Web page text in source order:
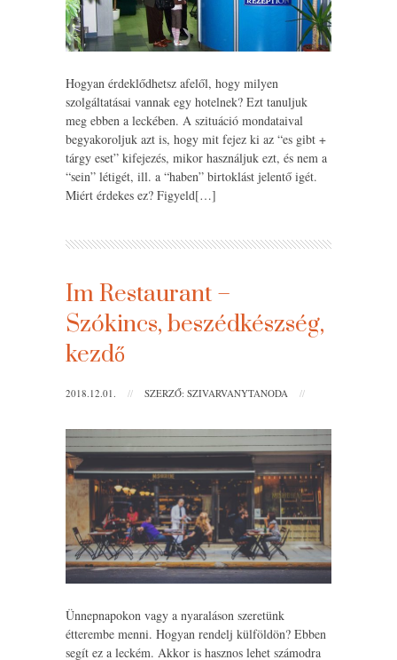
Hogyan érdeklődhetsz afelől, hogy milyen
szolgáltatásai vannak egy hotelnek? Ezt tanuljuk
meg ebben a leckében. A szituáció mondataival
begyakoroljuk azt is, hogy mit fejez ki az “es gibt +
tárgy eset” kifejezés, mikor használjuk ezt, és nem a
“sein” létigét, ill. a “haben” birtoklást jelentő igét.
Miért érdekes ez? Figyeld[…]
Im Restaurant –
Szókincs, beszédkészség,
kezdő
2018.12.01. // SZERZŐ: SZIVARVANYTANODA //
Ünnepnapokon vagy a nyaraláson szeretünk
étterembe menni. Hogyan rendelj külföldön? Ebben
segít ez a leckém. Akkor is hasznos lehet számodra